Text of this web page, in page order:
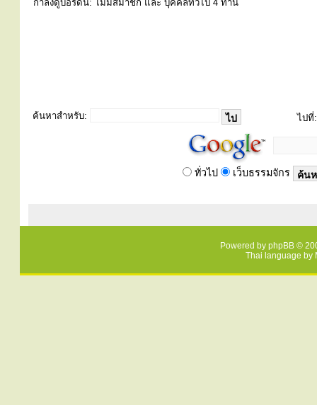
กำลังดูบอร์ดนี้: ไม่มีสมาชิก และ บุคคลทั่วไป 4 ท่าน
ค้นหาสำหรับ: ไปที่:
ทั่วไป เว็บธรรมจักร
Powered by phpBB ©
Thai language by